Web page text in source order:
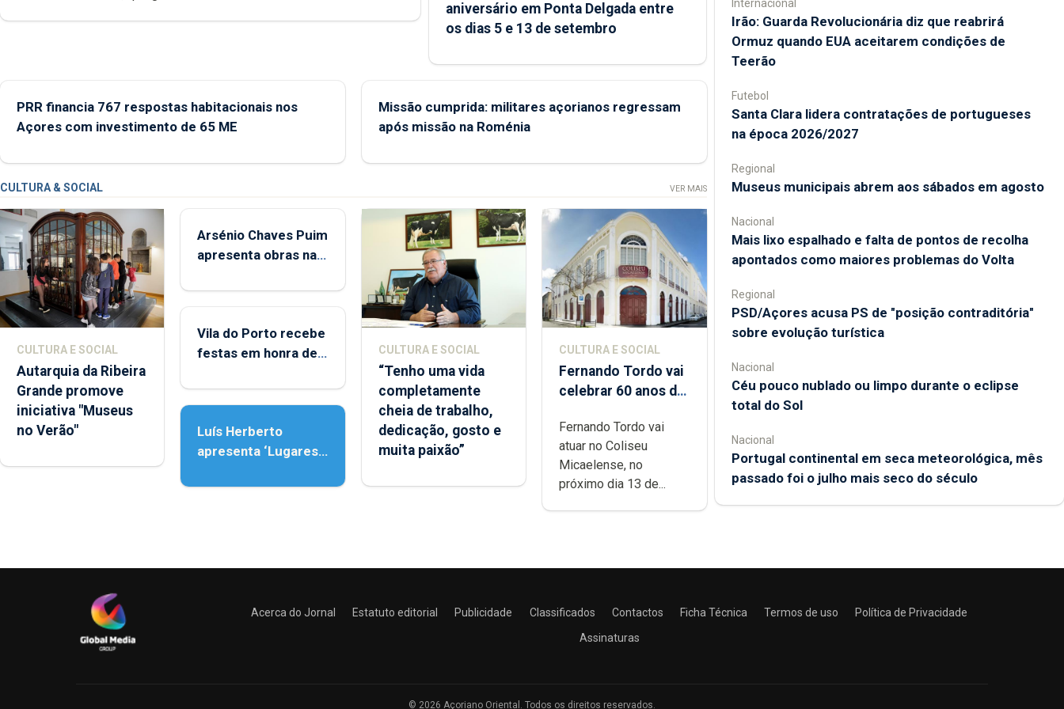
aniversário em Ponta Delgada entre
os dias 5 e 13 de setembro
PRR financia 767 respostas habitacionais nos
Açores com investimento de 65 ME
Missão cumprida: militares açorianos regressam
após missão na Roménia
CULTURA & SOCIAL VER MAIS
CULTURA E SOCIAL
Autarquia da Ribeira
Grande promove
iniciativa "Museus
no Verão"
Arsénio Chaves Puim
apresenta obras na
Porto
Vila do Porto recebe
festas em honra de
Assunção
Luís Herberto
apresenta ‘Lugares
CULTURA E SOCIAL
“Tenho uma vida
completamente
cheia de trabalho,
dedicação, gosto e
muita paixão”
CULTURA E SOCIAL
Fernando Tordo vai
celebrar 60 anos de
Micaelense
Fernando Tordo vai
atuar no Coliseu
Micaelense, no
próximo dia 13 de...
Internacional
Irão: Guarda Revolucionária diz que reabrirá
Ormuz quando EUA aceitarem condições de
Teerão
Futebol
Santa Clara lidera contratações de portugueses
na época 2026/2027
Regional
Museus municipais abrem aos sábados em agosto
Nacional
Mais lixo espalhado e falta de pontos de recolha
apontados como maiores problemas do Volta
Regional
PSD/Açores acusa PS de "posição contraditória"
sobre evolução turística
Nacional
Céu pouco nublado ou limpo durante o eclipse
total do Sol
Nacional
Portugal continental em seca meteorológica, mês
passado foi o julho mais seco do século
Acerca do Jornal Estatuto editorial Publicidade Classificados Contactos Ficha Técnica Termos de uso
Política de Privacidade
Assinaturas
© 2026 Açoriano Oriental. Todos os direitos reservados.